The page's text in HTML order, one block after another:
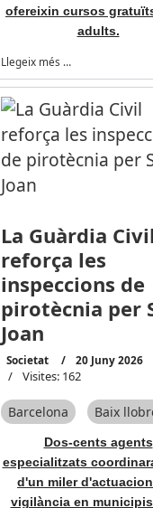
ofereixin cursos
adults.
Llegeix més …
La Guàrdia Civil
reforça les
inspeccions de
pirotècnia per
Joan
Societat 20 Juny 2026
Visites: 162
Barcelona Baix
Dos-cents agents
especialitzats
d'un miler
vigilància en